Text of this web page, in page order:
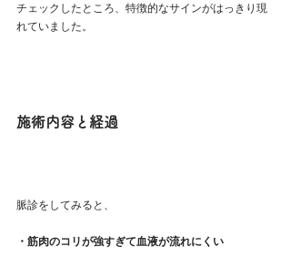
チェックしたところ、特徴的なサインがはっきり現
れていました。
施術内容と経過
脈診をしてみると、
・筋肉のコリが強すぎて血液が流れにくい